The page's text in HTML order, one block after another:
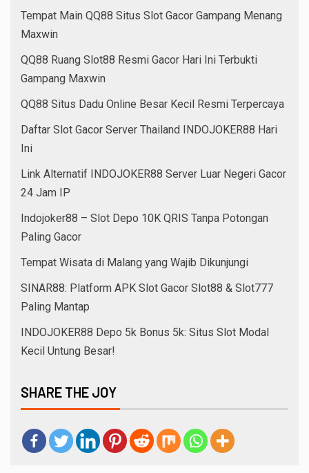
Tempat Main QQ88 Situs Slot Gacor Gampang Menang
Maxwin
QQ88 Ruang Slot88 Resmi Gacor Hari Ini Terbukti
Gampang Maxwin
QQ88 Situs Dadu Online Besar Kecil Resmi Terpercaya
Daftar Slot Gacor Server Thailand INDOJOKER88 Hari
Ini
Link Alternatif INDOJOKER88 Server Luar Negeri Gacor
24 Jam IP
Indojoker88 – Slot Depo 10K QRIS Tanpa Potongan
Paling Gacor
Tempat Wisata di Malang yang Wajib Dikunjungi
SINAR88: Platform APK Slot Gacor Slot88 & Slot777
Paling Mantap
INDOJOKER88 Depo 5k Bonus 5k: Situs Slot Modal
Kecil Untung Besar!
SHARE THE JOY